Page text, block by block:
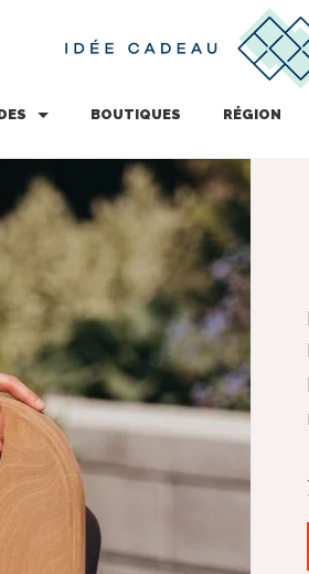
BOUTIQUES RÉGION